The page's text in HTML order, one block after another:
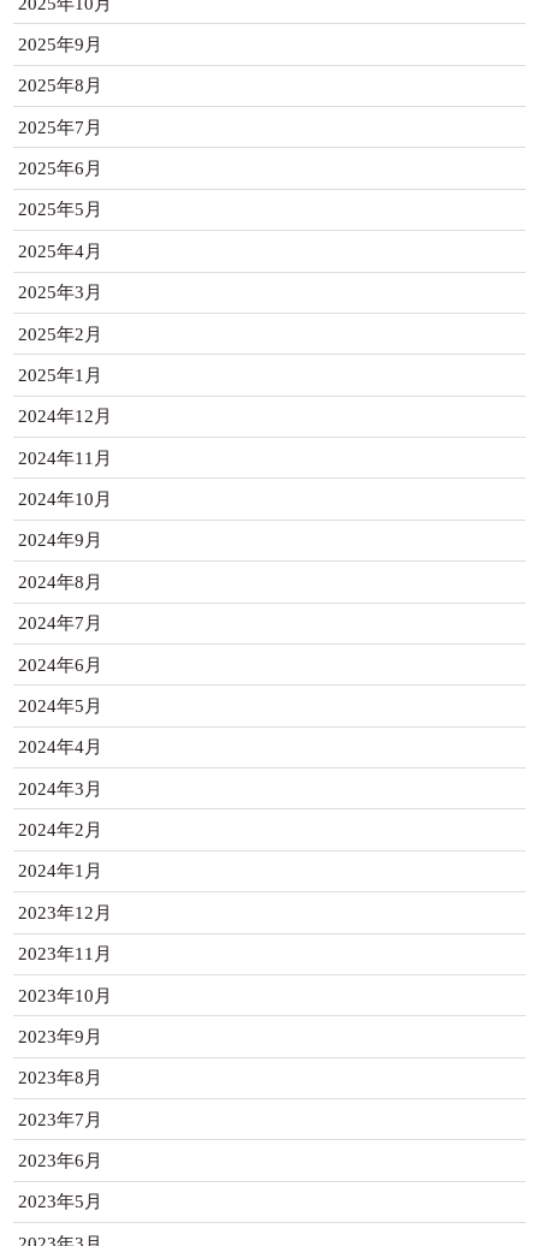
2025年9月
2025年8月
2025年7月
2025年6月
2025年5月
2025年4月
2025年3月
2025年2月
2025年1月
2024年12月
2024年11月
2024年10月
2024年9月
2024年8月
2024年7月
2024年6月
2024年5月
2024年4月
2024年3月
2024年2月
2024年1月
2023年12月
2023年11月
2023年10月
2023年9月
2023年8月
2023年7月
2023年6月
2023年5月